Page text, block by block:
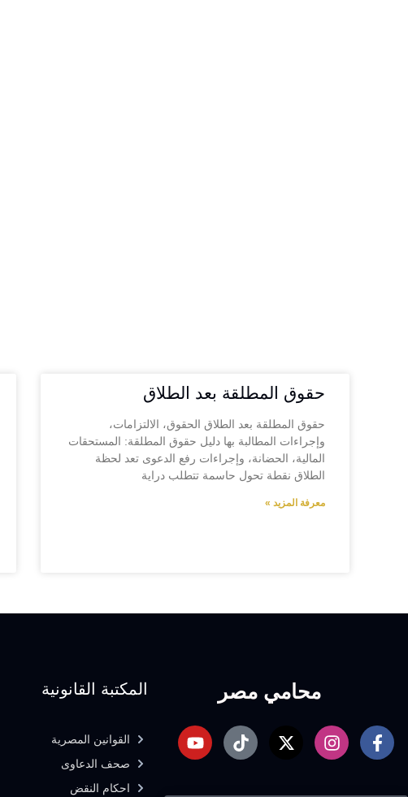
حقوق المطلقة بعد الطلاق
حقوق المطلقة بعد الطلاق الحقوق، الالتزامات،
وإجراءات المطالبة بها دليل حقوق المطلقة: المستحقات
المالية، الحضانة، وإجراءات رفع الدعوى تعد لحظة
الطلاق نقطة تحول حاسمة تتطلب دراية
معرفة المزيد »
محامي مصر المكتبة القانونية
القوانين المصرية
صحف الدعاوى
احكام النقض